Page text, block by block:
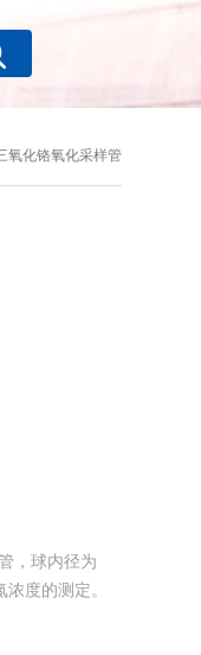
氧化铬氧化采样管
，球内径为
度的测定。